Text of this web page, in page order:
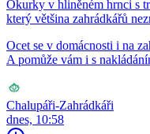
Okurky v hliněném hrnci s
který většina zahrádkářů
Ocet se v domácnosti i na
A pomůže vám i s
Chalupáři-Zahrádkáři
dnes, 10:58